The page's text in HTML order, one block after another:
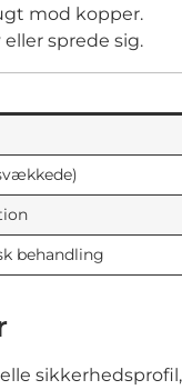
mod kopper.
sprede sig.
behandling